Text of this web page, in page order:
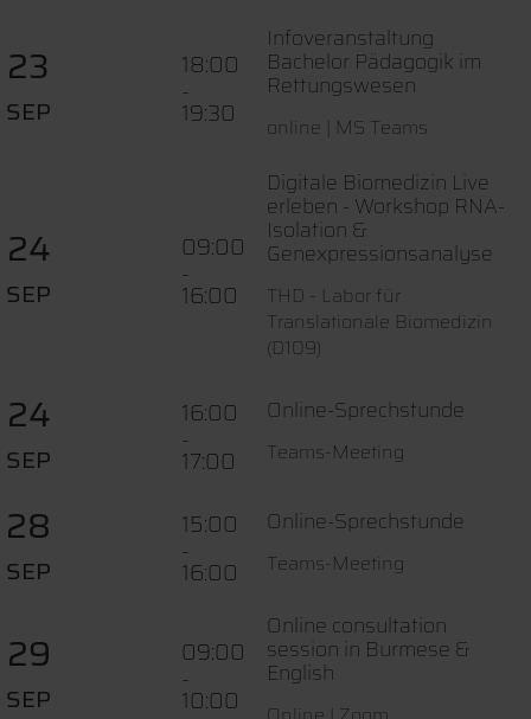
23
SEP
18:00
-
19:30
Infoveranstaltung
Bachelor Pädagogik im
Rettungswesen
online | MS Teams
24
SEP
09:00
-
16:00
Digitale Biomedizin Live
erleben - Workshop RNA-
Isolation &
Genexpressionsanalyse
THD - Labor für
Translationale Biomedizin
(D109)
24
SEP
16:00
-
17:00
Online-Sprechstunde
Teams-Meeting
28
SEP
15:00
-
16:00
Online-Sprechstunde
Teams-Meeting
29
SEP
09:00
-
10:00
Online consultation
session in Burmese &
English